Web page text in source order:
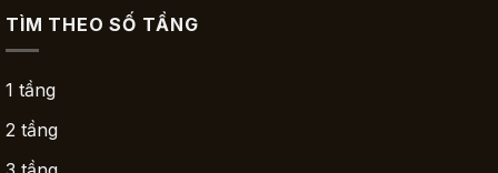
TÌM THEO SỐ TẦNG
1 tầng
2 tầng